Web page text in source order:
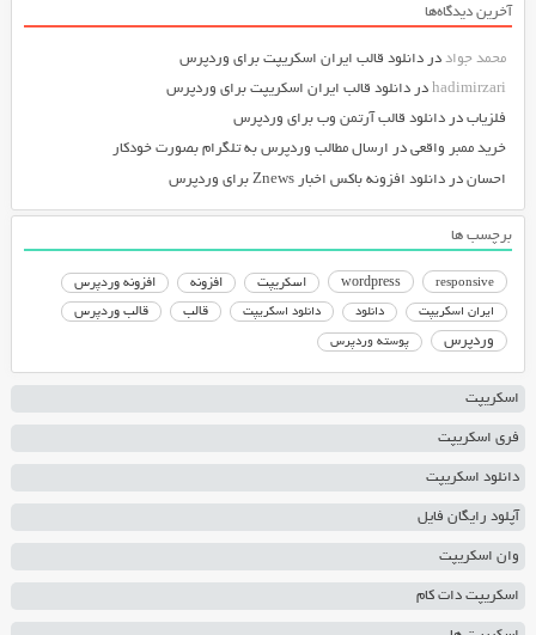
آخرین دیدگاه‌ها
محمد جواددر دانلود قالب ایران اسکریپت برای وردپرس
hadimirzariدر دانلود قالب ایران اسکریپت برای وردپرس
فلزیابدر دانلود قالب آرتمن وب برای وردپرس
خرید ممبر واقعیدر ارسال مطالب وردپرس به تلگرام بصورت خودکار
احساندر دانلود افزونه باکس اخبار Znews برای وردپرس
برچسب ها
responsive
wordpress اسکریپت افزونه افزونه وردپرس
ایران اسکریپت دانلود دانلود اسکریپت قالب قالب وردپرس
وردپرس پوسته وردپرس
اسکریپت
فری اسکریپت
دانلود اسکریپت
آپلود رایگان فایل
وان اسکریپت
اسکریپت دات کام